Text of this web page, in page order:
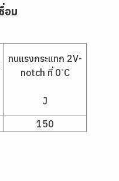
อม
ทนแรงกระแทก 2V-
notch ที่ 0 ํC
J
150